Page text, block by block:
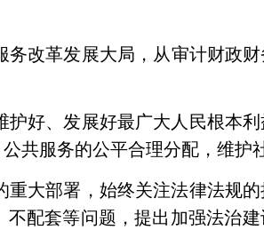
改革发展大局，从审计财政
好、发展好最广大人民根本利
共服务的公平合理分配，维护
大部署，始终关注法律法规
配套等问题，提出加强法治